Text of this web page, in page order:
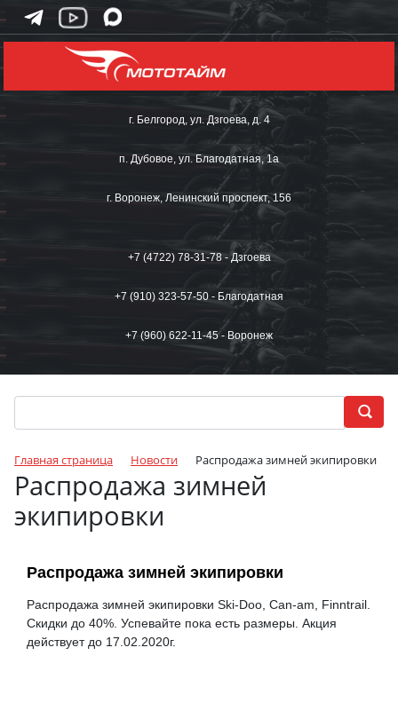
г. Белгород, ул. Дзгоева, д. 4
п. Дубовое, ул. Благодатная, 1а
г. Воронеж, Ленинский проспект, 156
+7 (4722) 78-31-78 - Дзгоева
+7 (910) 323-57-50 - Благодатная
+7 (960) 622-11-45 - Воронеж
Главная страница Новости Распродажа зимней экипировки
Распродажа зимней
экипировки
Распродажа зимней экипировки
Распродажа зимней экипировки Ski-Doo, Can-am, Finntrail.
Скидки до 40%. Успевайте пока есть размеры. Акция
действует до 17.02.2020г.